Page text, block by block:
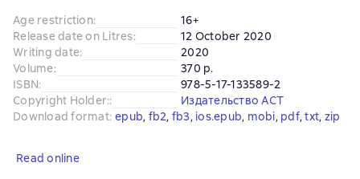
Age restriction:
16+
Release date on Litres:
12 October 2020
Writing date:
2020
Volume:
370 p.
ISBN:
978-5-17-133589-2
Copyright Holder::
Издательство АСТ
Download format: epub, fb2, fb3, ios.epub, mobi, pdf, txt, zip
Read online